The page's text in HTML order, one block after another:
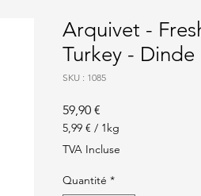
Arquivet -
Turkey - Dinde
SKU : 1085
59,90 €
5,99 € / 1kg
5,99 €
pour
1
Kilogramme
TVA Incluse
Quantité *